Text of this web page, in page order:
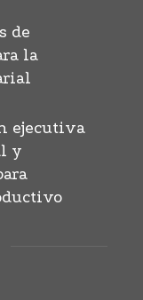
de
la
ejecutiva
y